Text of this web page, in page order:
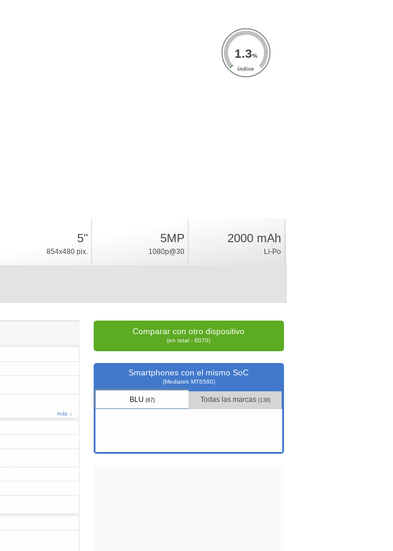
1.3%
índice
5"
854x480 pix.
5MP
1080p@30
2000 mAh
Li-Po
más ↓
Comparar con otro dispositivo
(en total - 6070)
Smartphones con el mismo SoC
(Mediatek MT6580)
BLU (67) Todas las marcas (138)